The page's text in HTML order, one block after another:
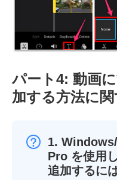
パート4: 動画
加する方法に
1.
Pro を使用
追加するに